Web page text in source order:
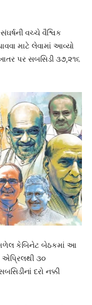
વચ્ચે વૈશ્વિક
માટે લેવામાં આવ્યો
પર સબસિડી ૩૭,૨૧૬
મળેલ કેબિનેટ બેઠકમાં આ
એપ્રિલથી ૩૦
દરો નક્કી